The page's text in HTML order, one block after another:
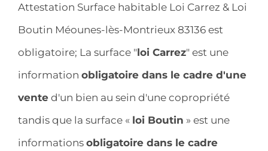
Attestation Surface habitable Loi Carrez & Loi
Boutin Méounes-lès-Montrieux 83136 est
obligatoire; La surface "loi Carrez" est une
information obligatoire dans le cadre d'une
vente d'un bien au sein d'une copropriété
tandis que la surface « loi Boutin » est une
informations obligatoire dans le cadre